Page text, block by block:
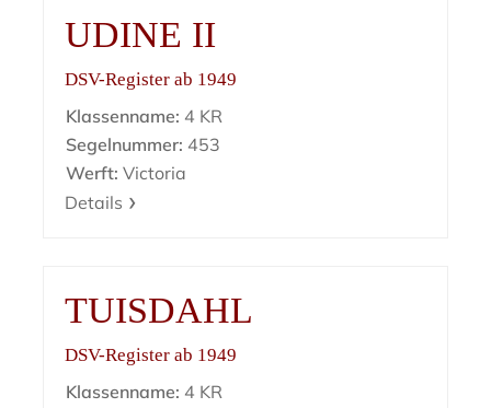
UDINE II
DSV-Register ab 1949
Klassenname: 4 KR
Segelnummer: 453
Werft: Victoria
Details
TUISDAHL
DSV-Register ab 1949
Klassenname: 4 KR